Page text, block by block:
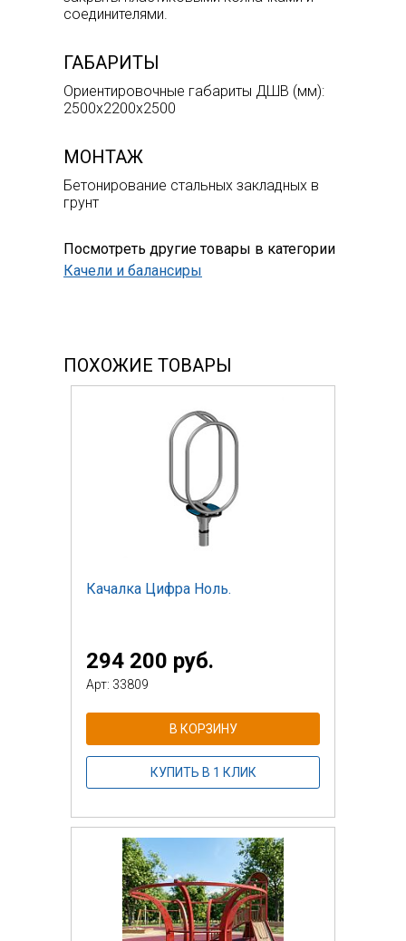
соединителями.
ГАБАРИТЫ
Ориентировочные габариты ДШВ (мм):
2500х2200х2500
МОНТАЖ
Бетонирование стальных закладных в
грунт
Посмотреть другие товары в категории
Качели и балансиры
ПОХОЖИЕ ТОВАРЫ
Качалка Цифра Ноль.
294 200 руб.
Арт: 33809
В КОРЗИНУ
КУПИТЬ В 1 КЛИК